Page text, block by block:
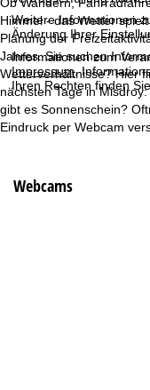
Weitere Informationen
Änderung Ihrer
Informationen zum
Impressum.
Ihren Rechten finden
r
t
Himmel - das Wetter
Planung der
Jahres. Sie suchen
Wetterverhältnisse? Hier
nächsten Tage in
gibt es Sonnenschein?
Eindruck per Webcam
Webcams